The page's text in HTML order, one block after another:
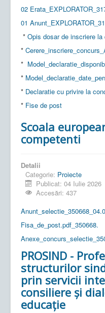
02
01
* Opis dosar de inscriere la
*
*
*
* Declaratie cu privire la
* Fise de post
Scoala
competenti
Detalii
Categorie: Proiecte
Publicat: 04 Iulie 2026
Accesări: 437
Fisa_de_post.pdf_350668.
PROSIND -
structurilor
prin servicii
consiliere și
educație